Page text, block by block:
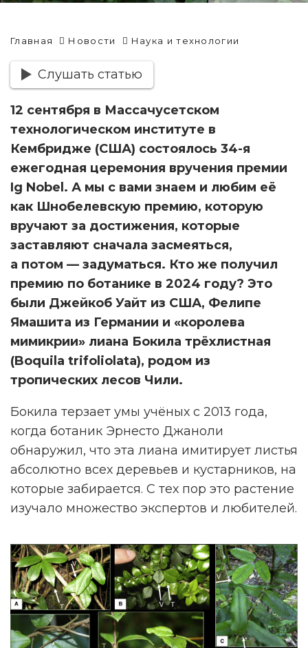
Главная Новости Наука и технологии
Слушать статью
12 сентября в Массачусетском
технологическом институте в
Кембридже (США) состоялось 34-я
ежегодная церемония вручения премии
Ig Nobel. А мы с вами знаем и любим её
как Шнобелевскую премию, которую
вручают за достижения, которые
заставляют сначала засмеяться,
а потом — задуматься. Кто же получил
премию по ботанике в 2024 году? Это
были Джейкоб Уайт из США, Фелипе
Ямашита из Германии и «королева
мимикрии» лиана Бокила трёхлистная
(Boquila trifoliolata), родом из
тропических лесов Чили.
Бокила терзает умы учёных с 2013 года,
когда ботаник Эрнесто Джаноли
обнаружил, что эта лиана имитирует листья
абсолютно всех деревьев и кустарников, на
которые забирается. С тех пор это растение
изучало множество экспертов и любителей.